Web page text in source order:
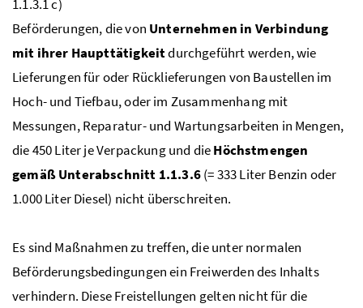
1.1.3.1 c)
Beförderungen, die von Unternehmen in Verbindung
mit ihrer Haupttätigkeitdurchgeführt werden, wie
Lieferungen für oder Rücklieferungen von Baustellen im
Hoch- und Tiefbau, oder im Zusammenhang mit
Messungen, Reparatur- und Wartungsarbeiten in Mengen,
die 450 Liter je Verpackung und dieHöchstmengen
gemäß Unterabschnitt 1.1.3.6(= 333 Liter Benzin oder
1.000 Liter Diesel) nicht überschreiten.
Es sind Maßnahmen zu treffen, die unter normalen
Beförderungsbedingungen ein Freiwerden des Inhalts
verhindern. Diese Freistellungen gelten nicht für die